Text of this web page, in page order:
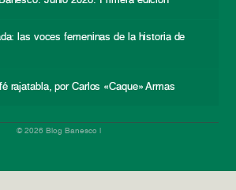
las voces femeninas de la historia de
rajatabla, por Carlos «Caque» Armas
© 2026 Blog Banesco |